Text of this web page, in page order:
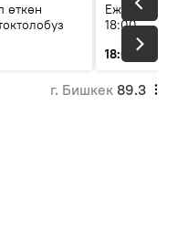
өткөн
Ежедневные
18:00
18:01
5 мин
г. Бишкек 89.3